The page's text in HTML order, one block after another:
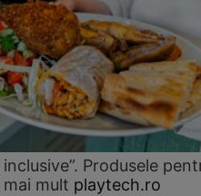
Produsele
mult playtech.ro